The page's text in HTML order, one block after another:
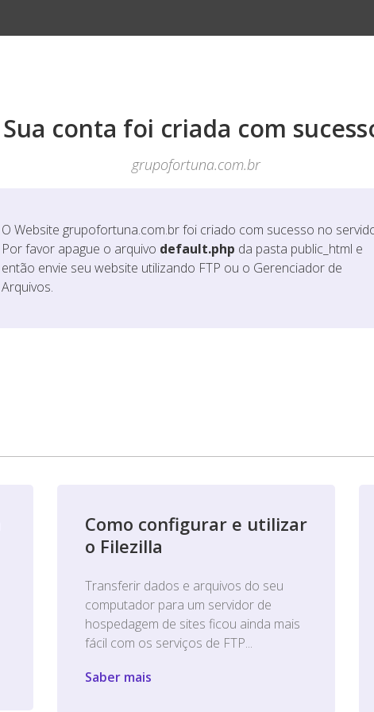
Sua conta foi criada com
grupofortuna.com.br
O Website grupofortuna.com.brfoi criado com sucesso no
Por favor apague o arquivo default.php da pasta public_html e
então envie seu website utilizando FTP ou o Gerenciador de
Arquivos.
Como configurar e utilizar
o Filezilla
Transferir dados e arquivos do seu
computador para um servidor de
hospedagem de sites ficou ainda mais
fácil com os serviços de FTP...
Saber mais